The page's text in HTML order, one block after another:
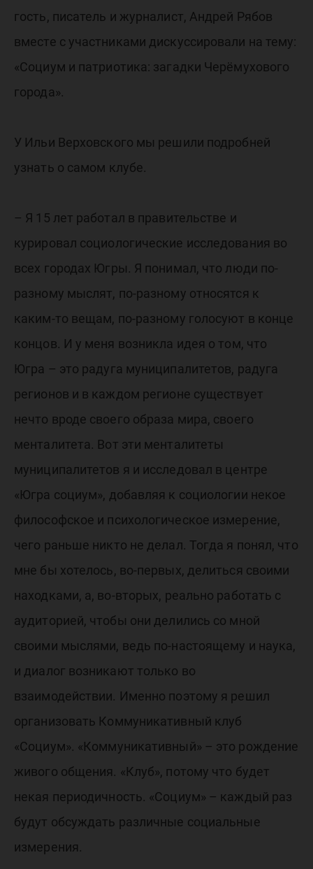
гость, писатель и журналист, Андрей Рябов
вместе с участниками дискуссировали на тему:
«Социум и патриотика: загадки Черёмухового
города».
У Ильи Верховского мы решили подробней
узнать о самом клубе.
– Я 15 лет работал в правительстве и
курировал социологические исследования во
всех городах Югры. Я понимал, что люди по-
разному мыслят, по-разному относятся к
каким-то вещам, по-разному голосуют в конце
концов. И у меня возникла идея о том, что
Югра – это радуга муниципалитетов, радуга
регионов и в каждом регионе существует
нечто вроде своего образа мира, своего
менталитета. Вот эти менталитеты
муниципалитетов я и исследовал в центре
«Югра социум», добавляя к социологии некое
философское и психологическое измерение,
чего раньше никто не делал. Тогда я понял, что
мне бы хотелось, во-первых, делиться своими
находками, а, во-вторых, реально работать с
аудиторией, чтобы они делились со мной
своими мыслями, ведь по-настоящему и наука,
и диалог возникают только во
взаимодействии. Именно поэтому я решил
организовать Коммуникативный клуб
«Социум». «Коммуникативный» – это рождение
живого общения. «Клуб», потому что будет
некая периодичность. «Социум» – каждый раз
будут обсуждать различные социальные
измерения.